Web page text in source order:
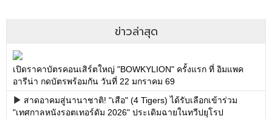
ข่าวล่าสุด
เปิดราคาบัตรคอนเสิร์ตใหญ่ "BOWKYLION" ครั้งแรก ที่ อิมแพค
อารีน่า กดบัตรพร้อมกัน วันที่ 22 มกราคม 69
สาดอาคมสู่นานาชาติ! "เสือ" (4 Tigers) ได้รับเลือกเข้าร่วม
"เทศกาลหนังรอตเทอร์ดัม 2026" ประเดิมฉายในทวีปยุโรป